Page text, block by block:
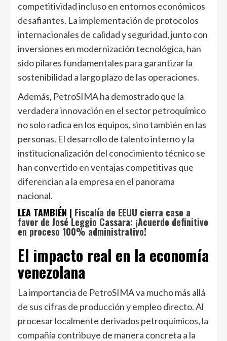
competitividad incluso en entornos económicos
desafiantes. La implementación de protocolos
internacionales de calidad y seguridad, junto con
inversiones en modernización tecnológica, han
sido pilares fundamentales para garantizar la
sostenibilidad a largo plazo de las operaciones.
Además, PetroSIMA ha demostrado que la
verdadera innovación en el sector petroquímico
no solo radica en los equipos, sino también en las
personas. El desarrollo de talento interno y la
institucionalización del conocimiento técnico se
han convertido en ventajas competitivas que
diferencian a la empresa en el panorama
nacional.
LEA TAMBIÉN | Fiscalía de EEUU cierra caso a
favor de José Leggio Cassara: ¡Acuerdo definitivo
en proceso 100% administrativo!
El impacto real en la economía
venezolana
La importancia de PetroSIMA va mucho más allá
de sus cifras de producción y empleo directo. Al
procesar localmente derivados petroquímicos, la
compañía contribuye de manera concreta a la